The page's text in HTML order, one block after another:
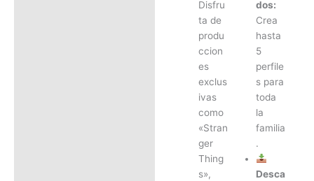
Disfru
ta de
produ
ccion
es
exclus
ivas
como
«Stran
ger
Thing
s»,
dos:
Crea
hasta
5
perfile
s para
toda
la
familia
.
Desca